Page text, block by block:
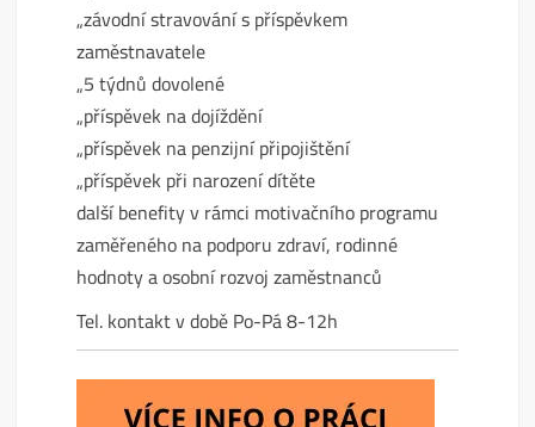
„závodní stravování s příspěvkem
zaměstnavatele
„5 týdnů dovolené
„příspěvek na dojíždění
„příspěvek na penzijní připojištění
„příspěvek při narození dítěte
další benefity v rámci motivačního programu
zaměřeného na podporu zdraví, rodinné
hodnoty a osobní rozvoj zaměstnanců
Tel. kontakt v době Po-Pá 8-12h